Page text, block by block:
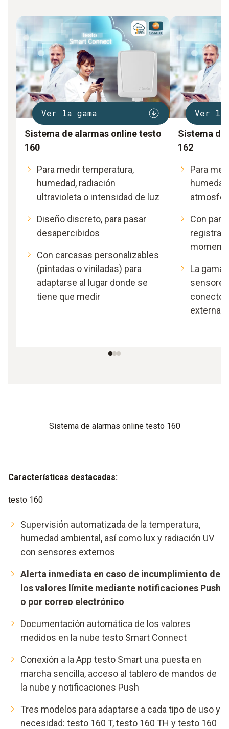
Ver la gama
Sistema de alarmas online testo
160
Para medir temperatura,
humedad, radiación
ultravioleta o intensidad de luz
Diseño discreto, para pasar
desapercibidos
Con carcasas personalizables
(pintadas o viniladas) para
adaptarse al lugar donde se
tiene que medir
Ver la
Sistema
162
Para
Con
La gama
externas
Sistema de alarmas online testo 160
Características destacadas:
testo 160
Supervisión automatizada de la temperatura,
humedad ambiental, así como lux y radiación UV
con sensores externos
Alerta inmediata en caso de incumplimiento de
los valores límite mediante notificaciones Push
o por correo electrónico
Documentación automática de los valores
medidos en la nube testo Smart Connect
Conexión a la App testo Smart una puesta en
marcha sencilla, acceso al tablero de mandos de
la nube y notificaciones Push
Tres modelos para adaptarse a cada tipo de uso y
necesidad: testo 160 T, testo 160 TH y testo 160